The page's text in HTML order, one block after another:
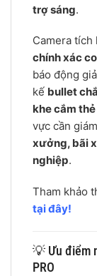
trợ sáng.
Camera tích
chính xác
báo động
kế bullet
khe cắm
vực cần
xưởng, bãi
nghiệp.
Tham khảo
tại đây!
💡 Ưu điểm
PRO